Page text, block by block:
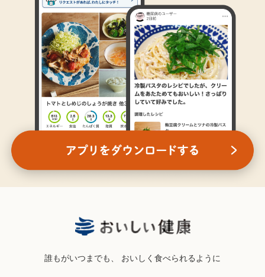
誰もがいつまでも、 おいしく食べられるように